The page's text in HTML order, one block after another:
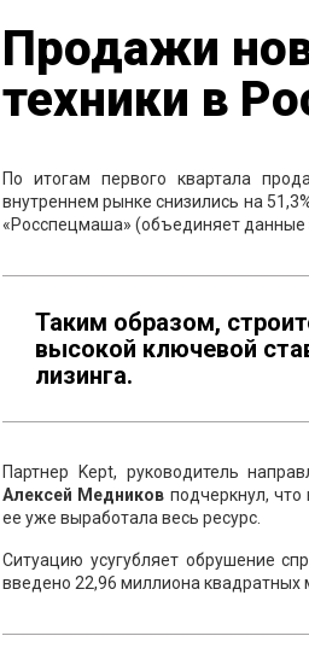
Продажи
техники в
По итогам первого квартала
внутреннем рынке снизились на
«Росспецмаша» (объединяет
Таким образом,
высокой ключевой
лизинга.
Партнер Kept, руководитель
Алексей Медников подчеркнул,
ее уже выработала весь ресурс.
Ситуацию усугубляет обрушение
введено 22,96 миллиона квадратных